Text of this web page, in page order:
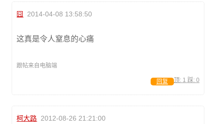
囧 2014-04-08 13:58:50
这真是令人窒息的心痛
跟帖来自电脑端
顶: 1 踩: 0
回复
柯大路 2012-08-26 21:21:00